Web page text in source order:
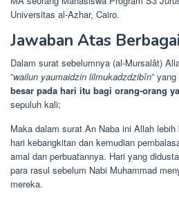
Universitas al-Azhar, Cairo.
Jawaban Atas
Dalam surat sebelumnya (al-Mursalât)
”wailun yaumaidzin lilmukadzdzibîn”
besar pada hari itu bagi orang-orang
sepuluh kali;
Maka dalam surat An Naba ini Allah
hari kebangkitan dan kemudian
amal dan perbuatannya. Hari yang
para rasul sebelum Nabi Muhammad
mereka.